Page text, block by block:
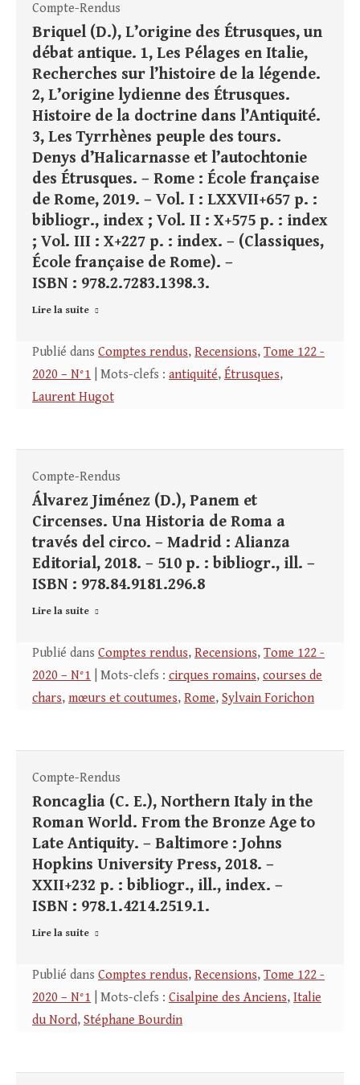
Compte-Rendus
Briquel (D.), L’origine des Étrusques, un
débat antique. 1, Les Pélages en Italie,
Recherches sur l’histoire de la légende.
2, L’origine lydienne des Étrusques.
Histoire de la doctrine dans l’Antiquité.
3, Les Tyrrhènes peuple des tours.
Denys d’Halicarnasse et l’autochtonie
des Étrusques. – Rome : École française
de Rome, 2019. – Vol. I : LXXVII+657 p. :
bibliogr., index ; Vol. II : X+575 p. : index
; Vol. III : X+227 p. : index. – (Classiques,
École française de Rome). –
ISBN : 978.2.7283.1398.3.
Lire la suite
Publié dans Comptes rendus, Recensions, Tome 122 -
2020 – N°1 | Mots-clefs : antiquité, Étrusques,
Laurent Hugot
Compte-Rendus
Álvarez Jiménez (D.), Panem et
Circenses. Una Historia de Roma a
través del circo. – Madrid : Alianza
Editorial, 2018. – 510 p. : bibliogr., ill. –
ISBN : 978.84.9181.296.8
Lire la suite
Publié dans Comptes rendus, Recensions, Tome 122 -
2020 – N°1 | Mots-clefs : cirques romains, courses de
chars, mœurs et coutumes, Rome, Sylvain Forichon
Compte-Rendus
Roncaglia (C. E.), Northern Italy in the
Roman World. From the Bronze Age to
Late Antiquity. – Baltimore : Johns
Hopkins University Press, 2018. –
XXII+232 p. : bibliogr., ill., index. –
ISBN : 978.1.4214.2519.1.
Lire la suite
Publié dans Comptes rendus, Recensions, Tome 122 -
2020 – N°1 | Mots-clefs : Cisalpine des Anciens, Italie
du Nord, Stéphane Bourdin